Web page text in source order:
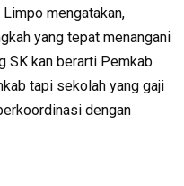
Limpo mengatakan,
yang tepat menangani
SK kan berarti Pemkab
tapi sekolah yang gaji
dengan